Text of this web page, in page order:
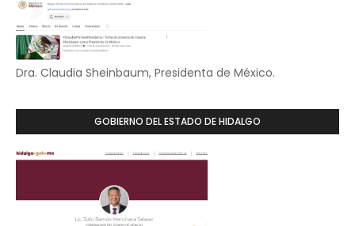
Dra. Claudia Sheinbaum, Presidenta de México.
GOBIERNO DEL ESTADO DE HIDALGO